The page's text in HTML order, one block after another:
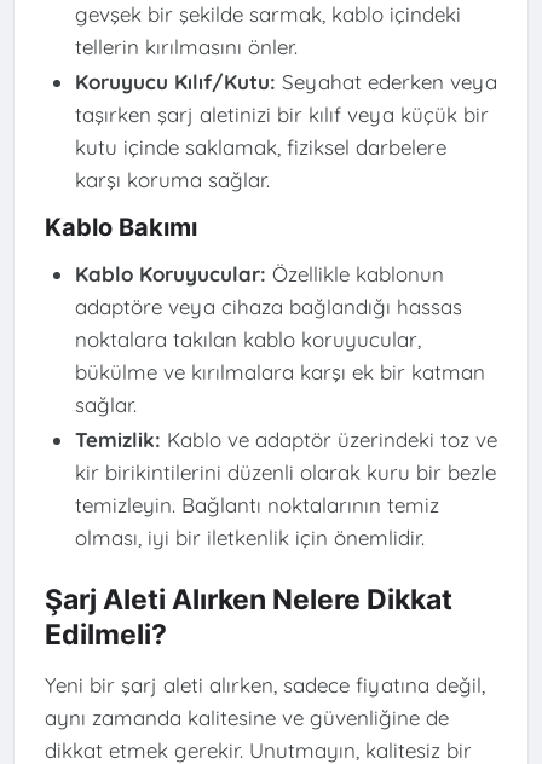
gevşek bir şekilde sarmak, kablo içindeki
tellerin kırılmasını önler.
Koruyucu Kılıf/Kutu: Seyahat ederken veya
taşırken şarj aletinizi bir kılıf veya küçük bir
kutu içinde saklamak, fiziksel darbelere
karşı koruma sağlar.
Kablo Bakımı
Kablo Koruyucular: Özellikle kablonun
adaptöre veya cihaza bağlandığı hassas
noktalara takılan kablo koruyucular,
bükülme ve kırılmalara karşı ek bir katman
sağlar.
Temizlik: Kablo ve adaptör üzerindeki toz ve
kir birikintilerini düzenli olarak kuru bir bezle
temizleyin. Bağlantı noktalarının temiz
olması, iyi bir iletkenlik için önemlidir.
Şarj Aleti Alırken Nelere Dikkat
Edilmeli?
Yeni bir şarj aleti alırken, sadece fiyatına değil,
aynı zamanda kalitesine ve güvenliğine de
dikkat etmek gerekir. Unutmayın, kalitesiz bir